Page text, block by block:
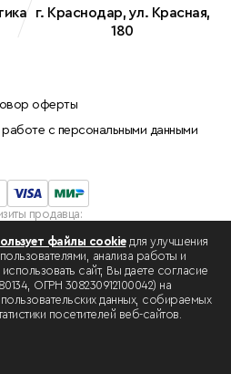
г. Краснодар, ул. Красная,
180
оферты
с персональными данными
продавца:
.
сайта -swat.one
файлы cookieдля улучшения
анализа работы и
сайт, Вы даете согласие
ОГРН 308230912100042) на
данных, собираемых
посетителей веб-сайтов.